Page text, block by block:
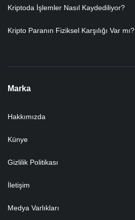
Kriptoda İşlemler Nasıl Kaydediliyor?
Kripto Paranın Fiziksel Karşılığı Var mı?
Marka
Hakkımızda
Künye
Gizlilik Politikası
İletişim
Medya Varlıkları